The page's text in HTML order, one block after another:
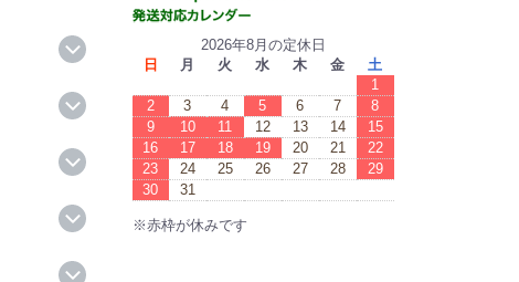
2026年8月の定休日
日
月 火 水 木 金
土
1
2
3 4 5 6 7
8
9
10 11 12 13 14
15
16
17 18 19 20 21
22
23
24 25 26 27 28
29
30
31
※赤枠が休みです